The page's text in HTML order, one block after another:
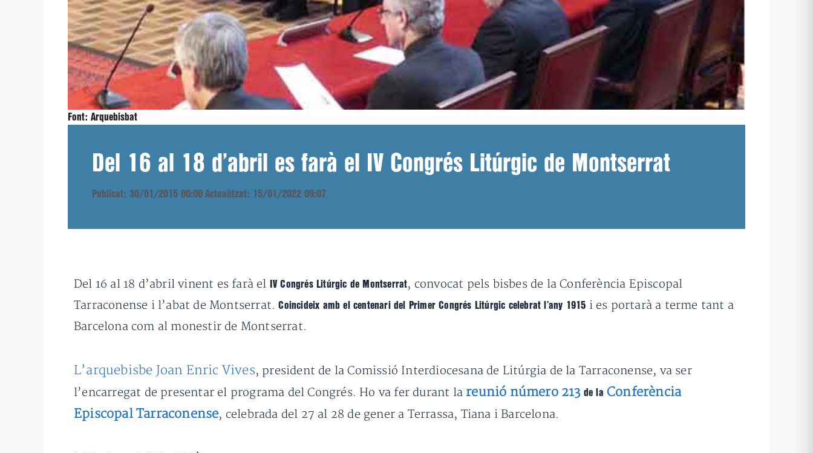
Font: Arquebisbat
Del 16 al 18 d’abril es farà el IV Congrés Litúrgic de Montserrat
Publicat: 30/01/2015 00:00 Actualitzat: 15/01/2022 09:07
Del 16 al 18 d’abril vinent es farà el IV Congrés Litúrgic de Montserrat, convocat pels bisbes de la Conferència Episcopal
Tarraconense i l’abat de Montserrat.Coincideix amb el centenari del Primer Congrés Litúrgic celebrat l’any 1915 i es portarà a terme tant a
Barcelona com al monestir de Montserrat.
L’arquebisbe Joan Enric Vives, president de la Comissió Interdiocesana de Litúrgia de la Tarraconense, va ser
l’encarregat de presentar el programa del Congrés. Ho va fer durant la reunió número 213de laConferència
Episcopal Tarraconense, celebrada del 27 al 28 de gener a Terrassa, Tiana i Barcelona.